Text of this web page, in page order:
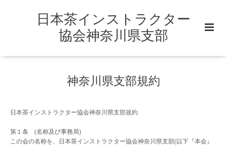
日本茶インストラクター
協会神奈川県支部
神奈川県支部規約
日本茶インストラクター協会神奈川県支部規約
第１条 (名称及び事務局)
この会の名称を、日本茶インストラクター協会神奈川県支部(以下『本会』